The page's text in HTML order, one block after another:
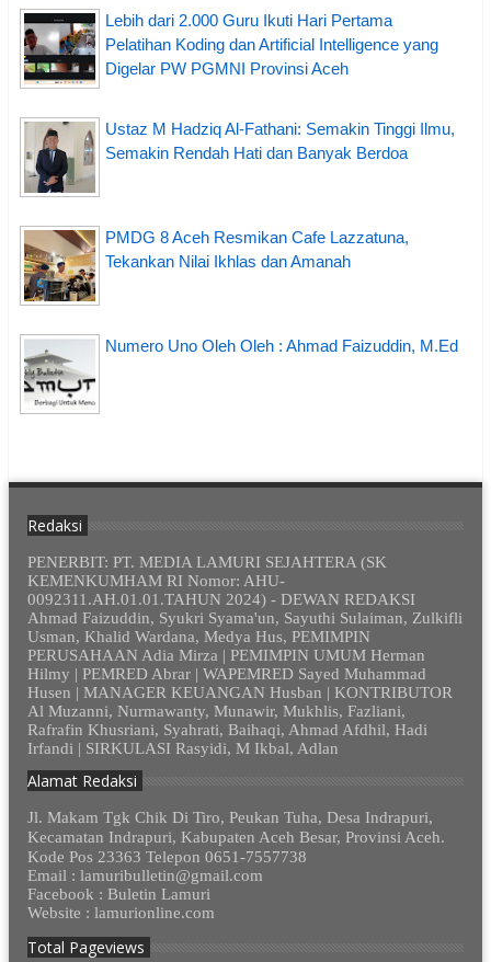
Lebih dari 2.000 Guru Ikuti Hari Pertama
Pelatihan Koding dan Artificial Intelligence yang
Digelar PW PGMNI Provinsi Aceh
Ustaz M Hadziq Al-Fathani: Semakin Tinggi Ilmu,
Semakin Rendah Hati dan Banyak Berdoa
PMDG 8 Aceh Resmikan Cafe Lazzatuna,
Tekankan Nilai Ikhlas dan Amanah
Numero Uno Oleh Oleh : Ahmad Faizuddin, M.Ed
Redaksi
PENERBIT: PT. MEDIA LAMURI SEJAHTERA (SK
KEMENKUMHAM RI Nomor: AHU-
0092311.AH.01.01.TAHUN 2024) - DEWAN REDAKSI
Ahmad Faizuddin, Syukri Syama'un, Sayuthi Sulaiman, Zulkifli
Usman, Khalid Wardana, Medya Hus, PEMIMPIN
PERUSAHAAN Adia Mirza | PEMIMPIN UMUM Herman
Hilmy | PEMRED Abrar | WAPEMRED Sayed Muhammad
Husen | MANAGER KEUANGAN Husban | KONTRIBUTOR
Al Muzanni, Nurmawanty, Munawir, Mukhlis, Fazliani,
Rafrafin Khusriani, Syahrati, Baihaqi, Ahmad Afdhil, Hadi
Irfandi | SIRKULASI Rasyidi, M Ikbal, Adlan
Alamat Redaksi
Jl. Makam Tgk Chik Di Tiro, Peukan Tuha, Desa Indrapuri,
Kecamatan Indrapuri, Kabupaten Aceh Besar, Provinsi Aceh.
Kode Pos 23363 Telepon 0651-7557738
Email : lamuribulletin@gmail.com
Facebook : Buletin Lamuri
Website : lamurionline.com
Total Pageviews